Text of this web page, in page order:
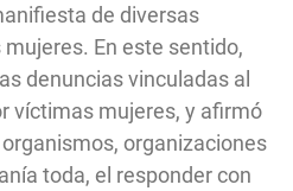
de diversas
En este sentido,
denuncias vinculadas al
víctimas mujeres, y afirmó
organizaciones
toda, el responder con